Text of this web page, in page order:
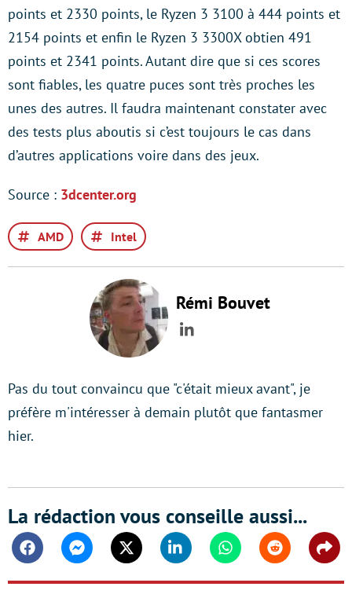
points et 2330 points, le Ryzen 3 3100 à 444 points et
2154 points et enfin le Ryzen 3 3300X obtien 491
points et 2341 points. Autant dire que si ces scores
sont fiables, les quatre puces sont très proches les
unes des autres. Il faudra maintenant constater avec
des tests plus aboutis si c’est toujours le cas dans
d’autres applications voire dans des jeux.
Source : 3dcenter.org
AMD Intel
Rémi Bouvet
LinkedIn
Pas du tout convaincu que "c'était mieux avant", je
préfère m'intéresser à demain plutôt que fantasmer
hier.
La rédaction vous conseille aussi...
FacebookMessengerTwitter Linkedin WhatsappReddit